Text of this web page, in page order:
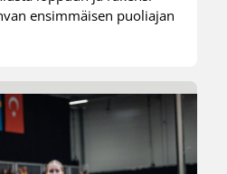
ensimmäisen puoliajan